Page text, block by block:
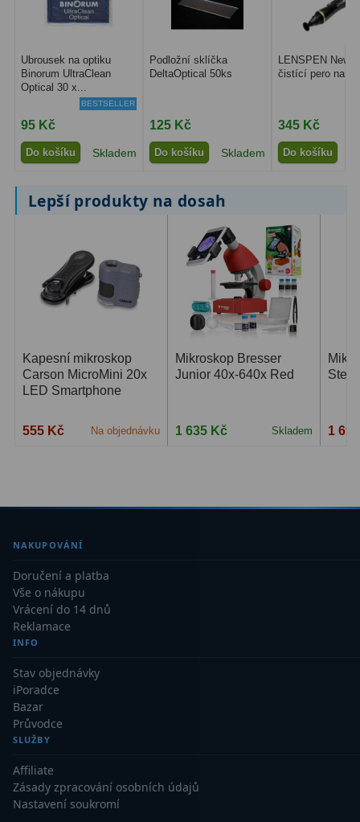
Ubrousek na optiku
Binorum UltraClean
Optical 30 x...
BESTSELLER
95 Kč
Do košíku Skladem
Podložní sklíčka
DeltaOptical 50ks
125 Kč
Do košíku Skladem
LENSPEN New
čistící pero na
345 Kč
Do košíku
Lepší produkty na dosah
Kapesní mikroskop
Carson MicroMini 20x
LED Smartphone
555 Kč Na objednávku
Mikroskop Bresser
Junior 40x-640x Red
1 635 Kč Skladem 1
NAKUPOVÁNÍ
Doručení a platba
Vše o nákupu
Vrácení do 14 dnů
Reklamace
INFO
Stav objednávky
iPoradce
Bazar
Průvodce
SLUŽBY
Affiliate
Zásady zpracování osobních údajů
Nastavení soukromí